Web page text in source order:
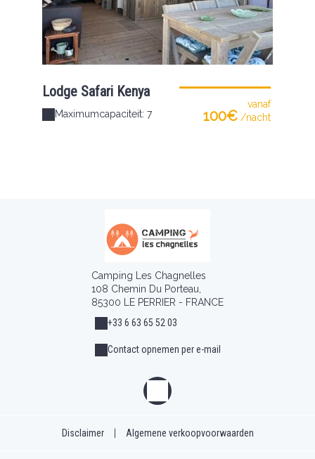
Lodge Safari Kenya
Maximumcapaciteit: 7
vanaf
100€ /nacht
Camping Les Chagnelles
108 Chemin Du Porteau,
85300 LE PERRIER - FRANCE
+33 6 63 65 52 03
Contact opnemen per e-mail
Disclaimer Algemene verkoopvoorwaarden